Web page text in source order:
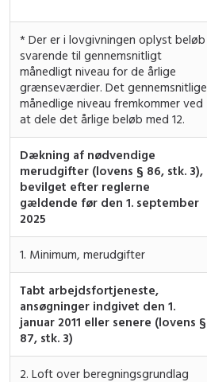
* Der er i lovgivningen oplyst beløb
svarende til gennemsnitligt
månedligt niveau for de årlige
grænseværdier. Det gennemsnitlige
månedlige niveau fremkommer ved
at dele det årlige beløb med 12.
Dækning af nødvendige
merudgifter (lovens § 86, stk. 3),
bevilget efter reglerne
gældende før den 1. september
2025
1. Minimum, merudgifter
Tabt arbejdsfortjeneste,
ansøgninger indgivet den 1.
januar 2011 eller senere (lovens §
87, stk. 3)
2. Loft over beregningsgrundlag